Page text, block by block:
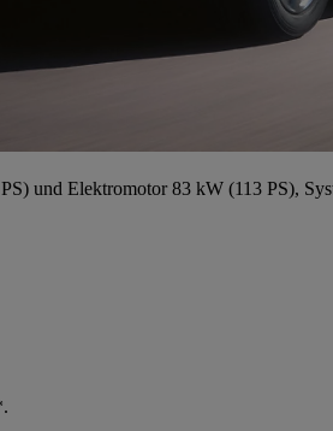
und Elektromotor 83 kW (113 PS),